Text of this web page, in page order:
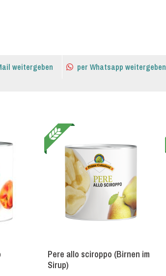
weitergeben
per Whatsapp weitergeben
Pere allo sciroppo (Birnen im
Sirup)